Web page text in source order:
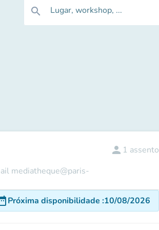
search Lugar, workshop, ...
mediatheque@paris-
person 1 assento
Próxima disponibilidade :10/08/2026